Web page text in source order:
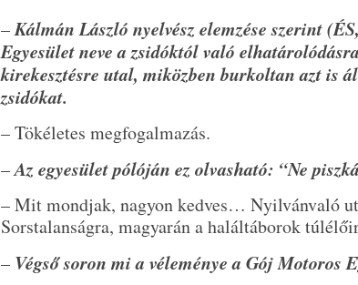
–Kálmán László nyelvész elemzése szerint
Egyesület neve a zsidóktól való
kirekesztésre utal, miközben burkoltan azt is
zsidókat.
– Tökéletes megfogalmazás.
–Az egyesület pólóján ez olvasható: “Ne
– Mit mondjak, nagyon kedves… Nyilvánvaló
Sorstalanságra, magyarán a haláltáborok
– Végső soron mi a véleménye a Gój Motoros